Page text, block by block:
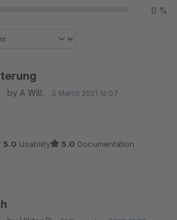
0 %
by A Will. 3 March 2021 16:07
5.0 Usability 5.0 Documentation